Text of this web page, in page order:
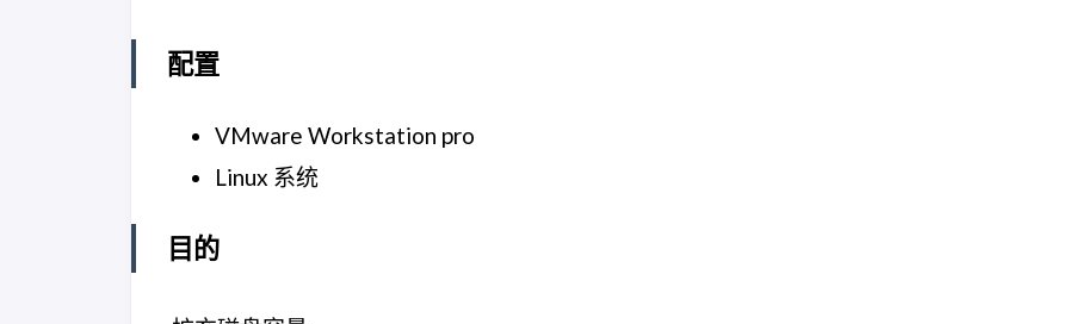
配置
VMware Workstation pro
Linux 系统
目的